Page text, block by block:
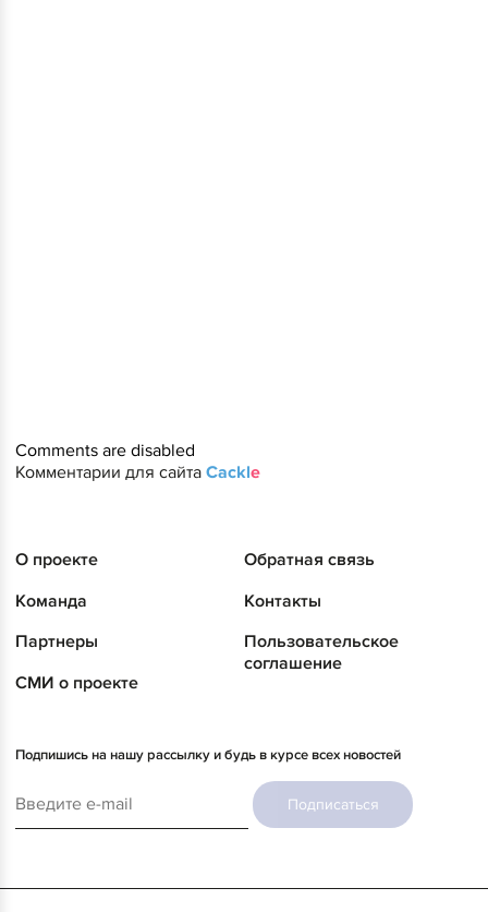
Comments are disabled
Комментарии для сайта Cackle
О проекте
Команда
Партнеры
СМИ о проекте
Обратная связь
Контакты
Пользовательское
соглашение
Подпишись на нашу рассылку и будь в курсе всех новостей
Подписаться